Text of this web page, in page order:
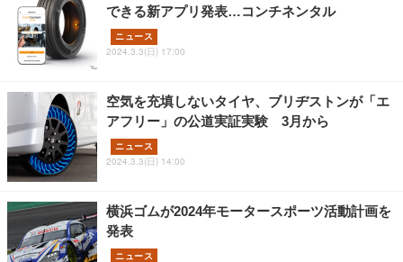
できる新アプリ発表…コンチネンタル
ニュース
2024.3.3(日) 17:00
空気を充填しないタイヤ、ブリヂストンが「エ
アフリー」の公道実証実験 3月から
ニュース
2024.3.3(日) 14:00
横浜ゴムが2024年モータースポーツ活動計画を
発表
ニュース